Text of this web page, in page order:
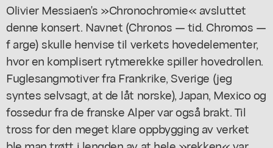
Olivier Messiaen's »Chronochromie« avsluttet
denne konsert. Navnet (Chronos — tid. Chromos —
f arge) skulle henvise til verkets hovedelementer,
hvor en komplisert rytmerekke spiller hovedrollen.
Fuglesangmotiver fra Frankrike, Sverige (jeg
syntes selvsagt, at de låt norske), Japan, Mexico og
fossedur fra de franske Alper var også brakt. Til
tross for den meget klare oppbygging av verket